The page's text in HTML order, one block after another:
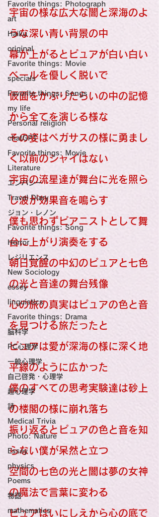
Favorite things: Photograph
art
Haiku
original
Favorite things: Movie
specials
Favorite things: Songs
my life
Personal religion
chatGPT
Favorite things: Movie
Literature
エンパシー
Travel Diary
ジョン・レノン
Favorite things: Song
Horror
レジリエンス
New Sociology
essey
linguistics
Favorite things: Drama
脳科学
PC心理学
一般心理学
自己啓発・心理学
超心理学
詩
Medical Trivia
Photo: Nature
Essey
physics
Poems
物語
mathematics
宇宙の様な広大な闇と深海のよ
うな深い青い背景の中
幕が上がるとピュアが白い白い
ベールを優しく脱いで
仮面をかぶりたらいの中の記憶
から全てを演じる様な
その姿はペガサスの様に勇まし
く以前のシャイはない
宇宙の流星達が舞台に光を照ら
し波が効果音を鳴らす
僕も思わずピアニストとして舞
台に上がり演奏をする
朝日覚醒の中幻のピュアと七色
の光と音達の舞台残像
心の旅の真実はピュアの色と音
を見つける旅だったと
ピュアは愛が深海の様に深く地
平線のように広かった
僕のすべての思考実験達は砂上
の楼閣の様に崩れ落ち
振り返るとピュアの色と音を知
らない僕が呆然と立つ
空間の七色の光と闇は夢の女神
の魔法で言葉に変わる
ピュアはいにしえから心の底で